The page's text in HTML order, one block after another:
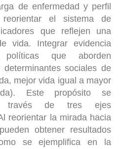
de enfermedad y perfil
reorientar el sistema de
que reflejen una
vida. Integrar evidencia
que aborden
determinantes sociales de
mejor vida igual a mayor
Este propósito se
través de tres ejes
reorientar la mirada hacia
obtener resultados
se ejemplifica en la